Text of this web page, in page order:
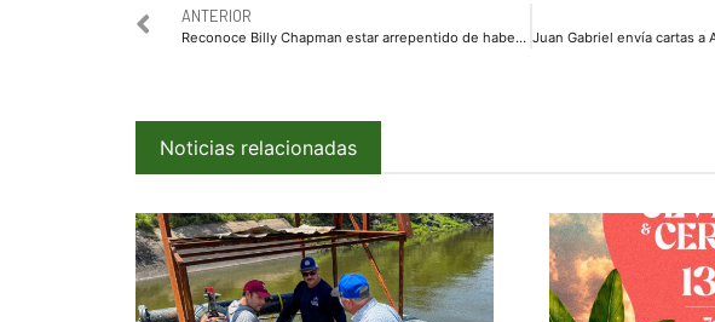
ANTERIOR
Reconoce Billy Chapman estar arrepentido de haber ofendido a quienes se molestaron con sus declaraciones sobre la obesidad
Noticias relacionadas